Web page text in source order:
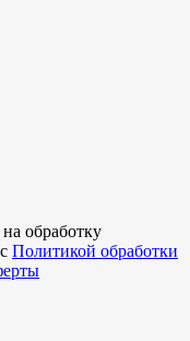
обработку
Политикой обработки